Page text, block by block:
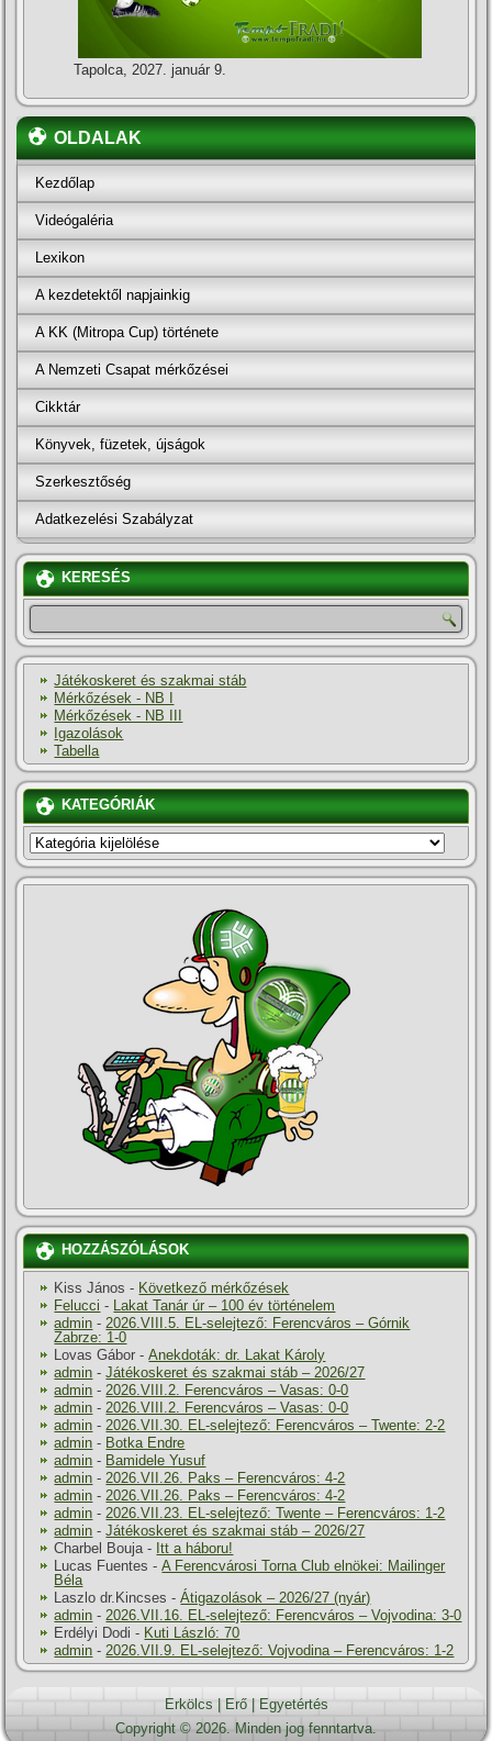
Tapolca, 2027. január 9.
OLDALAK
Kezdőlap
Videógaléria
Lexikon
A kezdetektől napjainkig
A KK (Mitropa Cup) története
A Nemzeti Csapat mérkőzései
Cikktár
Könyvek, füzetek, újságok
Szerkesztőség
Adatkezelési Szabályzat
KERESÉS
Játékoskeret és szakmai stáb
Mérkőzések - NB I
Mérkőzések - NB III
Igazolások
Tabella
KATEGÓRIÁK
KATEGÓRIÁK
HOZZÁSZÓLÁSOK
Kiss János - Következő mérkőzések
Felucci - Lakat Tanár úr – 100 év történelem
admin -2026.VIII.5. EL-selejtező: Ferencváros – Górnik
Zabrze: 1-0
Lovas Gábor -Anekdoták: dr. Lakat Károly
admin -Játékoskeret és szakmai stáb – 2026/27
admin -2026.VIII.2. Ferencváros – Vasas: 0-0
admin -2026.VIII.2. Ferencváros – Vasas: 0-0
admin -2026.VII.30. EL-selejtező: Ferencváros – Twente: 2-2
admin - Botka Endre
admin - Bamidele Yusuf
admin -2026.VII.26. Paks – Ferencváros: 4-2
admin -2026.VII.26. Paks – Ferencváros: 4-2
admin -2026.VII.23. EL-selejtező: Twente – Ferencváros: 1-2
admin -Játékoskeret és szakmai stáb – 2026/27
Charbel Bouja- Itt a háboru!
Lucas Fuentes -A Ferencvárosi Torna Club elnökei: Mailinger
Béla
Laszlo dr.Kincses -Átigazolások – 2026/27 (nyár)
admin -2026.VII.16. EL-selejtező: Ferencváros – Vojvodina: 3-0
Erdélyi Dodi - Kuti László: 70
admin -2026.VII.9. EL-selejtező: Vojvodina – Ferencváros: 1-2
Erkölcs Erő|
Egyetértés
Copyright © 2026. Minden jog fenntartva.